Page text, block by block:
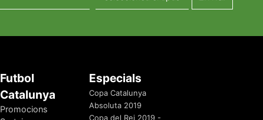
Futbol
Catalunya
Promocions
Especials
Copa Catalunya
Absoluta 2019
Copa del Rei 2019 -